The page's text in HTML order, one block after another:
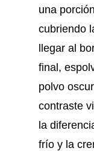
una
cubriendo
llegar al
final,
polvo
contraste
la
frío y la